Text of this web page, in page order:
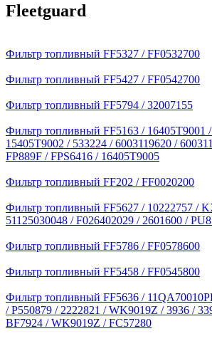
Fleetguard
Фильтр топливный FF5327 / FF0532700
Фильтр топливный FF5427 / FF0542700
Фильтр топливный FF5794 / 32007155
Фильтр топливный FF5163 / 16405T9001
15405T9002 / 533224 / 6003119620 /
FP889F / FPS6416 / 16405T9005
Фильтр топливный FF202 / FF0020200
Фильтр топливный FF5627 / 10222757 /
51125030048 / F026402029 / 2601600 /
Фильтр топливный FF5786 / FF0578600
Фильтр топливный FF5458 / FF0545800
Фильтр топливный FF5636 /
/ P550879 / 2222821 / WK9019Z / 3936 /
BF7924 / WK9019Z / FC57280